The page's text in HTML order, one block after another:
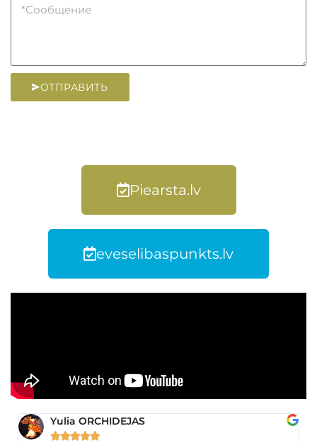
ОТПРАВИТЬ
Piearsta.lv
eveselibaspunkts.lv
Yulia ORCHIDEJAS
